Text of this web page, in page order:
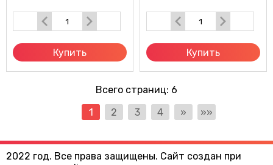
Купить Купить
Всего страниц: 6
1
2 3 4 » »»
2022 год. Все права защищены. Сайт создан при